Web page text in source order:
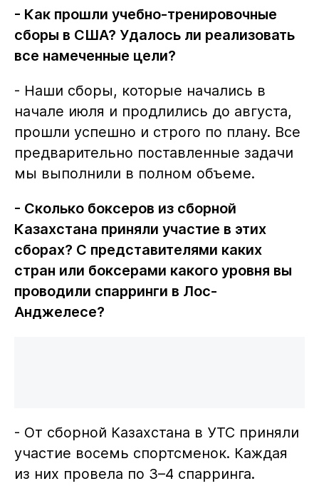
- Как прошли учебно-тренировочные
сборы в США? Удалось ли реализовать
все намеченные цели?
- Наши сборы, которые начались в
начале июля и продлились до августа,
прошли успешно и строго по плану. Все
предварительно поставленные задачи
мы выполнили в полном объеме.
- Сколько боксеров из сборной
Казахстана приняли участие в этих
сборах? С представителями каких
стран или боксерами какого уровня вы
проводили спарринги в Лос-
Анджелесе?
- От сборной Казахстана в УТС приняли
участие восемь спортсменок. Каждая
из них провела по 3–4 спарринга.